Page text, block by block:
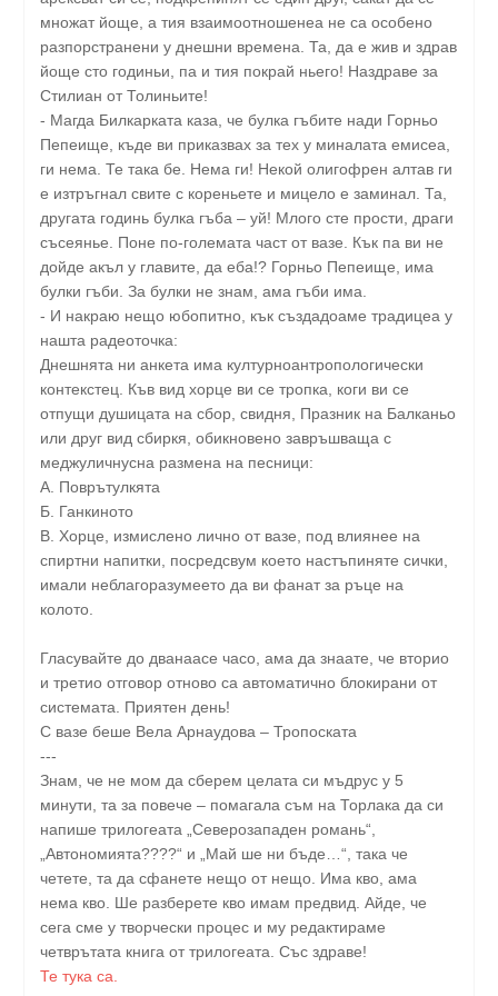
множат йоще, а тия взаимоотношенеа не са особено
разпорстранени у днешни времена. Та, да е жив и здрав
йоще сто годиньи, па и тия покрай ньего! Наздраве за
Стилиан от Толиньите!
- Магда Билкарката каза, че булка гъбите нади Горньо
Пепеище, къде ви приказвах за тех у миналата емисеа,
ги нема. Те така бе. Нема ги! Некой олигофрен алтав ги
е изтръгнал свите с кореньете и мицело е заминал. Та,
другата годинь булка гъба – уй! Млого сте прости, драги
съсеянье. Поне по-големата част от вазе. Кък па ви не
дойде акъл у главите, да еба!? Горньо Пепеище, има
булки гъби. За булки не знам, ама гъби има.
- И накраю нещо юбопитно, кък създадоаме традицеа у
нашта радеоточка:
Днешнята ни анкета има културноантропологически
контекстец. Къв вид хорце ви се тропка, коги ви се
отпущи душицата на сбор, свидня, Празник на Балканьо
или друг вид сбиркя, обикновено завръшваща с
меджуличнусна размена на песници:
А. Поврътулкята
Б. Ганкиното
В. Хорце, измислено лично от вазе, под влиянее на
спиртни напитки, посредсвум което настъпиняте сички,
имали неблагоразумеето да ви фанат за ръце на
колото.
Гласувайте до дванаасе часо, ама да знаате, че вторио
и третио отговор отново са автоматично блокирани от
системата. Приятен день!
С вазе беше Вела Арнаудова – Тропоската
---
Знам, че не мом да сберем целата си мъдрус у 5
минути, та за повече – помагала съм на Торлака да си
напише трилогеата „Северозападен романь“,
„Автономията????“ и „Май ше ни бъде…“, така че
четете, та да сфанете нещо от нещо. Има кво, ама
нема кво. Ше разберете кво имам предвид. Айде, че
сега сме у творчески процес и му редактираме
четврътата книга от трилогеата. Със здраве!
Те тука са.